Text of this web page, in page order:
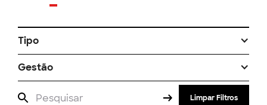
Tipo
Gestão
Limpar Filtros